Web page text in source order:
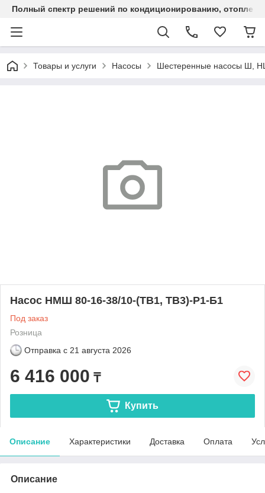
Полный спектр решений по кондиционированию,
Товары и услуги Насосы Шестеренные насосы
Насос НМШ 80-16-38/10-(ТВ1, ТВ3)-Р1-Б1
Под заказ
Розница
Отправка с 21 августа 2026
6 416 000 ₸
Купить
Описание Характеристики Доставка Оплата
Описание